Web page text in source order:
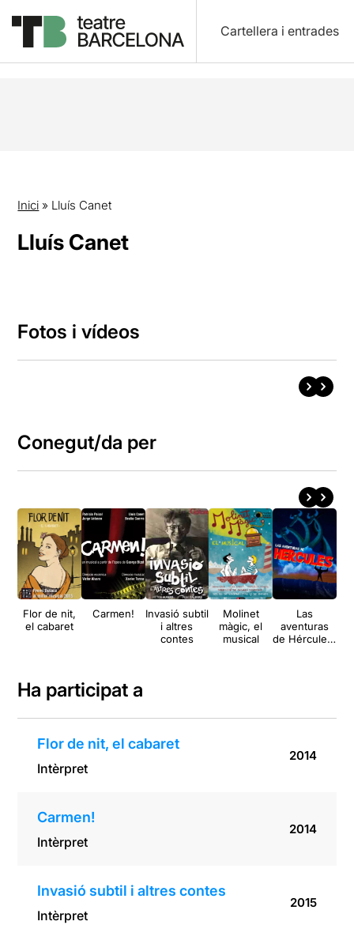
Cartellera i entrades
Inici » Lluís Canet
Lluís Canet
Fotos i vídeos
Conegut/da per
Flor de nit,
el cabaret
Carmen!
Invasió subtil
i altres
contes
Molinet
màgic, el
musical
Las
aventuras
de Hércules,
Ha participat a
Flor de nit, el cabaret
Intèrpret
2014
Carmen!
Intèrpret
2014
Invasió subtil i altres contes
Intèrpret
2015